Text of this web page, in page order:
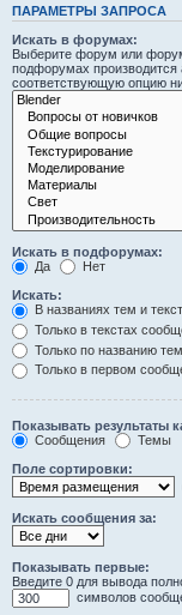
ПАРАМЕТРЫ ЗАПРОСА
Искать в форумах:
Выберите форум или
подфорумах производится
соответствующую опцию
Искать в подфорумах:
Да
Нет
Искать:
В названиях тем и
Только в текстах
Только по названию
Только в первом
Показывать результаты
Сообщения
Темы
Поле сортировки:
Искать сообщения за:
Показывать первые:
Введите 0 для вывода
символов